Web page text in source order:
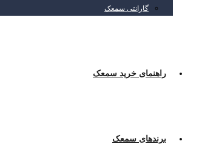
گارانتی سمعک
راهنمای خرید سمعک
برندهای سمعک